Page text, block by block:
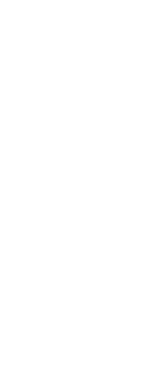
Servicio para
a los clientes.
cuentas,
ayudará a los
y obtener más
la eficiencia
mejorar!